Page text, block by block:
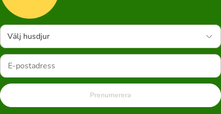
Välj husdjur
Prenumerera